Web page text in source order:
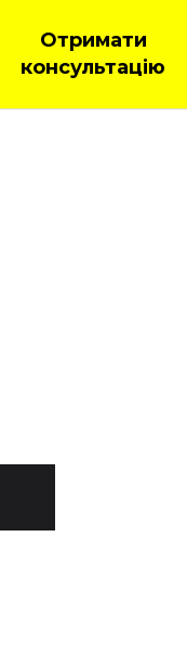
Отримати
консультацію